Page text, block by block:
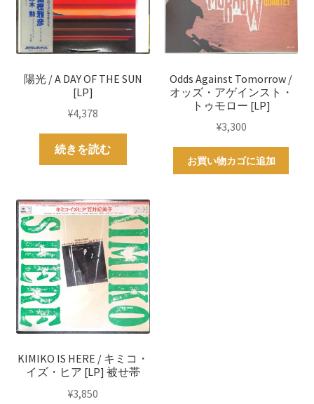
陽光 / A DAY OF THE SUN
[LP]
¥4,378
続きを読む
Odds Against Tomorrow /
オッズ・アゲインスト・
トゥモロー [LP]
¥3,300
お買い物カゴに追加
KIMIKO IS HERE / キミコ・
イズ・ヒア [LP] 被せ帯
¥3,850